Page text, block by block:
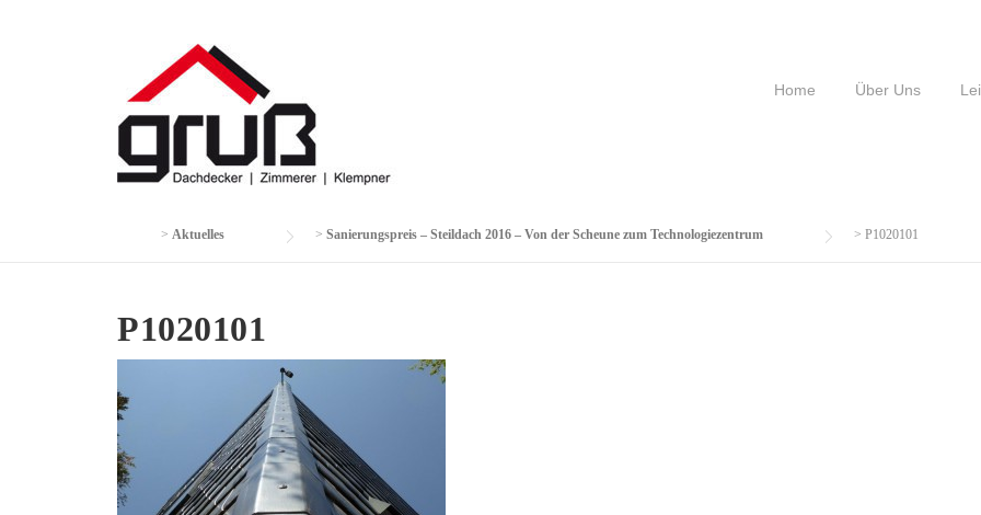
Home Über Uns
> Aktuelles > Sanierungspreis – Steildach 2016 – Von der Scheune zum Technologiezentrum > P1020101
P1020101